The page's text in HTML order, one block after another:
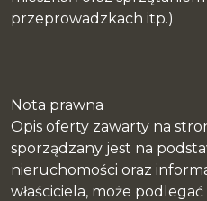
przeprowadzkach itp.)
Nota prawna
Opis oferty zawarty na
sporządzany jest na
nieruchomości oraz
właściciela, może